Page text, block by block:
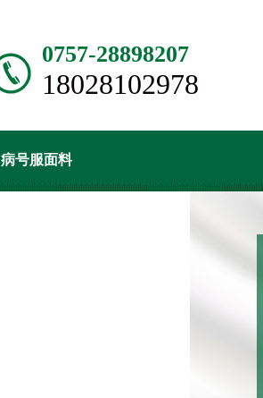
0757-28898207
18028102978
病号服面料